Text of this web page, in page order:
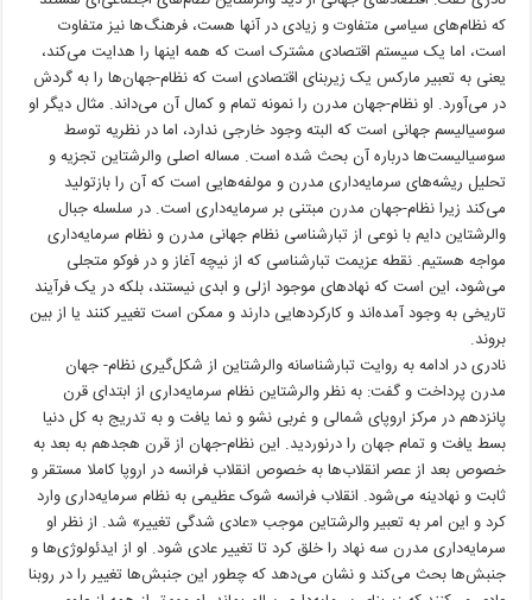
که نظام‌های سیاسی متفاوت و زیادی در آنها هست، فرهنگ‌ها نیز متفاوت
است، اما یک سیستم اقتصادی مشترک است که همه اینها را هدایت می‌کند،
یعنی به تعبیر مارکس یک زیربنای اقتصادی است که نظام-جهان‌ها را به گردش
در می‌آورد. او نظام-جهان مدرن را نمونه تمام و کمال آن می‌داند. مثال دیگر او
سوسیالیسم جهانی است که البته وجود خارجی ندارد، اما در نظریه توسط
سوسیالیست‌ها درباره آن بحث شده است. مساله اصلی والرشتاین تجزیه و
تحلیل ریشه‌های سرمایه‌داری مدرن و مولفه‌هایی است که آن را بازتولید
می‌کند زیرا نظام-جهان مدرن مبتنی بر سرمایه‌داری است. در سلسله جبال
والرشتاین دایم با نوعی از تبارشناسی نظام جهانی مدرن و نظام سرمایه‌داری
مواجه هستیم. نقطه عزیمت تبارشناسی که از نیچه آغاز و در فوکو متجلی
می‌شود، این است که نهادهای موجود ازلی و ابدی نیستند، بلکه در یک فرآیند
تاریخی به وجود آمده‌اند و کارکردهایی دارند و ممکن است تغییر کنند یا از بین
بروند.
نادری در ادامه به روایت تبارشناسانه والرشتاین از شکل‌گیری نظام- جهان
مدرن پرداخت و گفت: به نظر والرشتاین نظام سرمایه‌داری از ابتدای قرن
پانزدهم در مرکز اروپای شمالی و غربی نشو و نما یافت و به تدریج به کل دنیا
بسط یافت و تمام جهان را درنوردید. این نظام-جهان از قرن هجدهم به بعد به
خصوص بعد از عصر انقلاب‌ها به خصوص انقلاب فرانسه در اروپا کاملا مستقر و
ثابت و نهادینه می‌شود. انقلاب فرانسه شوک عظیمی به نظام سرمایه‌داری وارد
کرد و این امر به تعبیر والرشتاین موجب «عادی شدگی تغییر» شد. از نظر او
سرمایه‌داری مدرن سه نهاد را خلق کرد تا تغییر عادی شود. او از ایدئولوژی‌ها و
جنبش‌ها بحث می‌کند و نشان می‌دهد که چطور این جنبش‌ها تغییر را در روبنا